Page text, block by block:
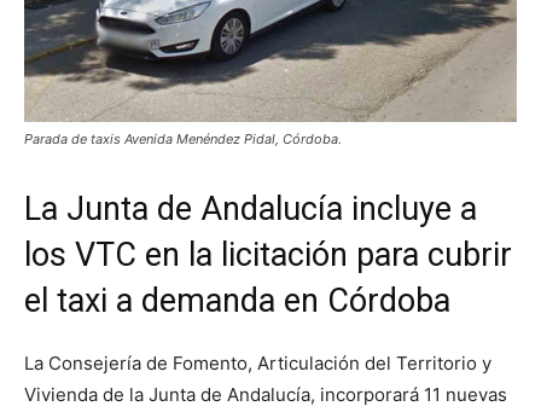
Parada de taxis Avenida Menéndez Pidal, Córdoba.
La Junta de Andalucía incluye a
los VTC en la licitación para cubrir
el taxi a demanda en Córdoba
La Consejería de Fomento, Articulación del Territorio y
Vivienda de la Junta de Andalucía, incorporará 11 nuevas